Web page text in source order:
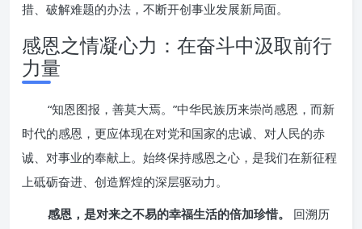
措、破解难题的办法，不断开创事业发展新局面。
感恩之情凝心力：在奋斗中汲取前行
力量
“知恩图报，善莫大焉。”中华民族历来崇尚感恩，而新
时代的感恩，更应体现在对党和国家的忠诚、对人民的赤
诚、对事业的奉献上。始终保持感恩之心，是我们在新征程
上砥砺奋进、创造辉煌的深层驱动力。
感恩，是对来之不易的幸福生活的倍加珍惜。
回溯历